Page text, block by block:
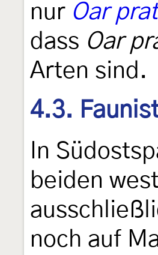
nur Oar
dass Oar
Arten sind.
4.3.
In
beiden
noch auf